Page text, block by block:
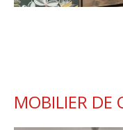
MOBILIER DE